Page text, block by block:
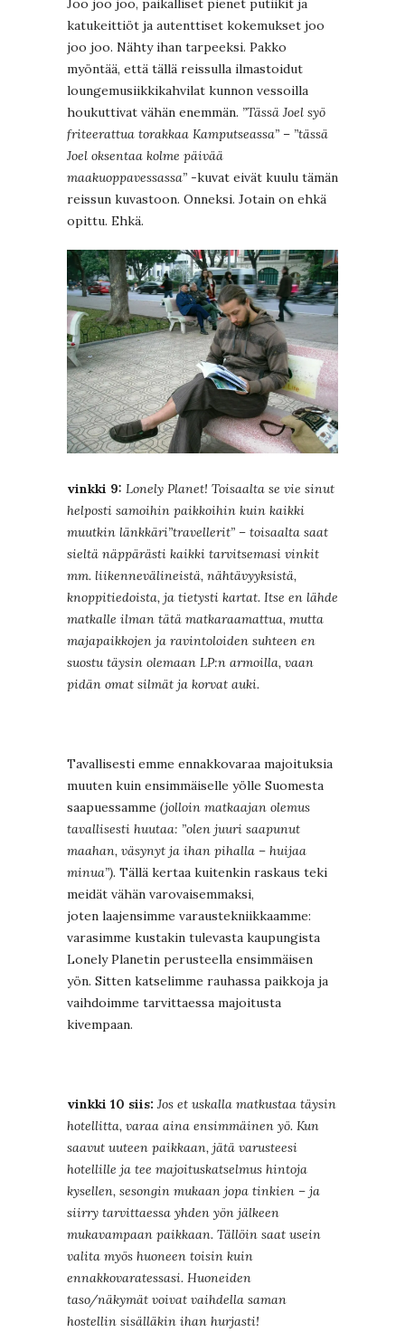
Joo joo joo, paikalliset pienet putiikit ja
katukeittiöt ja autenttiset kokemukset joo
joo joo. Nähty ihan tarpeeksi. Pakko
myöntää, että tällä reissulla ilmastoidut
loungemusiikkikahvilat kunnon vessoilla
houkuttivat vähän enemmän. ”Tässä Joel syö
friteerattua torakkaa Kamputseassa” – ”tässä
Joel oksentaa kolme päivää
maakuoppavessassa” -kuvat eivät kuulu tämän
reissun kuvastoon. Onneksi. Jotain on ehkä
opittu. Ehkä.
vinkki 9: Lonely Planet! Toisaalta se vie sinut
helposti samoihin paikkoihin kuin kaikki
muutkin länkkäri”travellerit” – toisaalta saat
sieltä näppärästi kaikki tarvitsemasi vinkit
mm. liikennevälineistä, nähtävyyksistä,
knoppitiedoista, ja tietysti kartat. Itse en lähde
matkalle ilman tätä matkaraamattua, mutta
majapaikkojen ja ravintoloiden suhteen en
suostu täysin olemaan LP:n armoilla, vaan
pidän omat silmät ja korvat auki.
Tavallisesti emme ennakkovaraa majoituksia
muuten kuin ensimmäiselle yölle Suomesta
saapuessamme (jolloin matkaajan olemus
tavallisesti huutaa: ”olen juuri saapunut
maahan, väsynyt ja ihan pihalla – huijaa
minua”). Tällä kertaa kuitenkin raskaus teki
meidät vähän varovaisemmaksi,
joten laajensimme varaustekniikkaamme:
varasimme kustakin tulevasta kaupungista
Lonely Planetin perusteella ensimmäisen
yön. Sitten katselimme rauhassa paikkoja ja
vaihdoimme tarvittaessa majoitusta
kivempaan.
vinkki 10 siis: Jos et uskalla matkustaa täysin
hotellitta, varaa aina ensimmäinen yö. Kun
saavut uuteen paikkaan, jätä varusteesi
hotellille ja tee majoituskatselmus hintoja
kysellen, sesongin mukaan jopa tinkien – ja
siirry tarvittaessa yhden yön jälkeen
mukavampaan paikkaan. Tällöin saat usein
valita myös huoneen toisin kuin
ennakkovaratessasi. Huoneiden
taso/näkymät voivat vaihdella saman
hostellin sisälläkin ihan hurjasti!